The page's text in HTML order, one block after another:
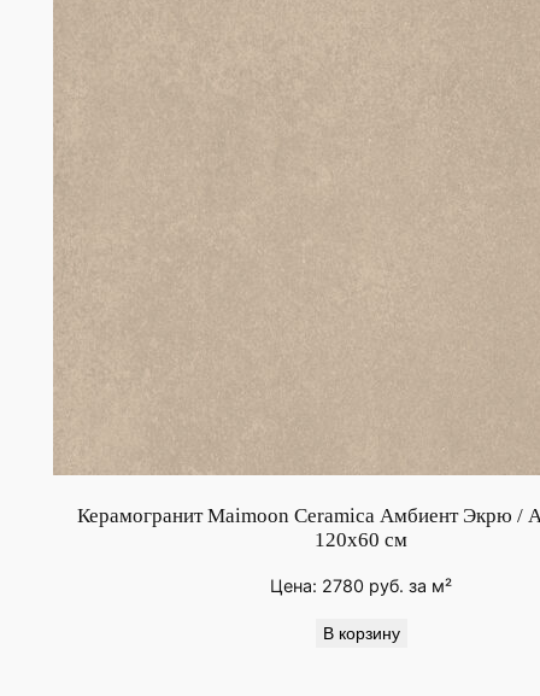
Керамогранит Maimoon Ceramica Амбиент Экрю /
120х60 см
Цена: 2780 руб. за м²
В корзину